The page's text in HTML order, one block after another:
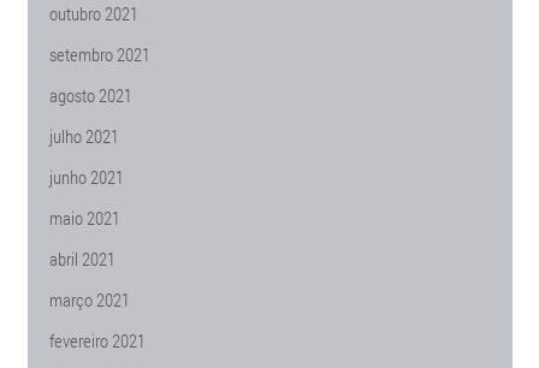
outubro 2021
setembro 2021
agosto 2021
julho 2021
junho 2021
maio 2021
abril 2021
março 2021
fevereiro 2021